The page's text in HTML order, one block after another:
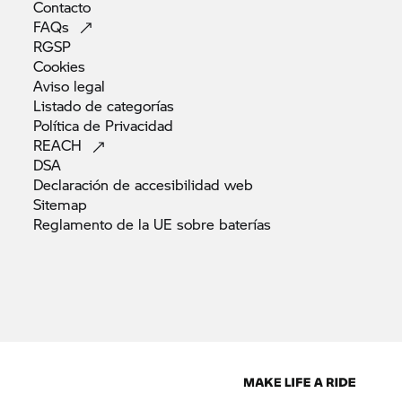
Contacto
FAQs
RGSP
Cookies
Aviso legal
Listado decategorías
Política de Privacidad
REACH
DSA
Declaración de accesibilidadweb
Sitemap
Reglamento de la UE sobre baterías